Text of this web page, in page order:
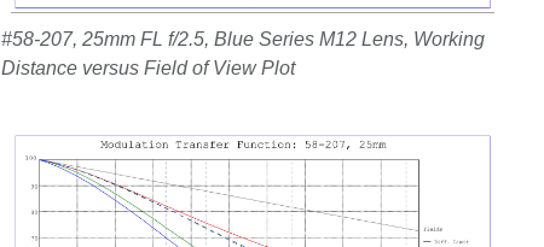
#58-207, 25mm FL f/2.5, Blue Series M12 Lens, Working
Distance versus Field of View Plot